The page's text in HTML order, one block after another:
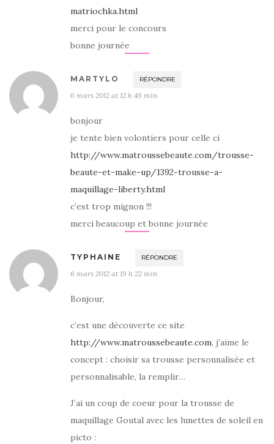
matriochka.html
merci pour le concours
bonne journée
MARTYLO RÉPONDRE
6 mars 2012 at 12 h 49 min
bonjour
je tente bien volontiers pour celle ci
http://www.matroussebeaute.com/trousse-
beaute-et-make-up/1392-trousse-a-
maquillage-liberty.html
c’est trop mignon !!!
merci beaucoup et bonne journée
TYPHAINE RÉPONDRE
6 mars 2012 at 19 h 22 min
Bonjour,
c’est une découverte ce site
http://www.matroussebeaute.com, j’aime le
concept : choisir sa trousse personnalisée et
personnalisable, la remplir…
J’ai un coup de coeur pour la trousse de
maquillage Goutal avec les lunettes de soleil en
picto :